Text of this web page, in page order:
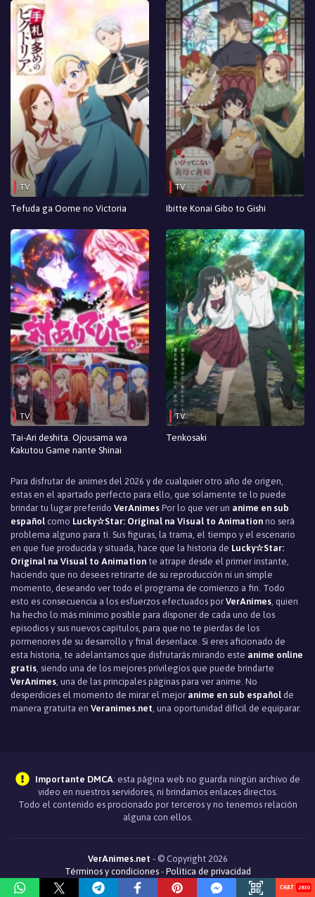
TV
Tefuda ga Oome no Victoria
TV
Ibitte Konai Gibo to Gishi
TV
Tai-Ari deshita. Ojousama wa
Kakutou Game nante Shinai
TV
Tenkosaki
Para disfrutar de animes del 2026 y de cualquier otro año de origen,
estas en el apartado perfecto para ello, que solamente te lo puede
brindar tu lugar preferido VerAnimes Por lo que ver un anime en sub
español como Lucky☆Star: Original na Visual to Animation no será
problema alguno para ti. Sus figuras, la trama, el tiempo y el escenario
en que fue producida y situada, hace que la historia de Lucky☆Star:
Original na Visual to Animation te atrape desde el primer instante,
haciendo que no desees retirarte de su reproducción ni un simple
momento, deseando ver todo el programa de comienzo a fin. Todo
esto es consecuencia a los esfuerzos efectuados por VerAnimes, quien
ha hecho lo más mínimo posible para disponer de cada uno de los
episodios y sus nuevos capítulos, para que no te pierdas de los
pormenores de su desarrollo y final desenlace. Si eres aficionado de
esta historia, te adelantamos que disfrutarás mirando este anime online
gratis, siendo una de los mejores privilegios que puede brindarte
VerAnimes, una de las principales páginas para ver anime. No
desperdicies el momento de mirar el mejor anime en sub español de
manera gratuita en Veranimes.net, una oportunidad difícil de equiparar.
Importante DMCA: esta página web no guarda ningún archivo de
video en nuestros servidores, ni brindamos enlaces directos.
Todo el contenido es procionado por terceros y no tenemos relación
alguna con ellos.
VerAnimes.net - © Copyright 2026
Términos y condiciones- Política de privacidad
2830